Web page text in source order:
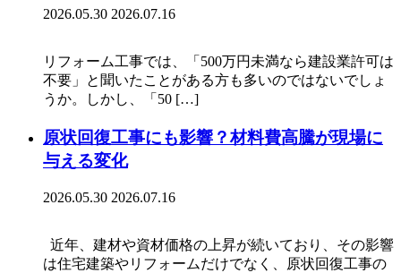
2026.05.30 2026.07.16
リフォーム工事では、「500万円未満なら建設業許可は
不要」と聞いたことがある方も多いのではないでしょ
うか。しかし、「50 […]
原状回復工事にも影響？材料費高騰が現場に
与える変化
2026.05.30 2026.07.16
近年、建材や資材価格の上昇が続いており、その影響
は住宅建築やリフォームだけでなく、原状回復工事の